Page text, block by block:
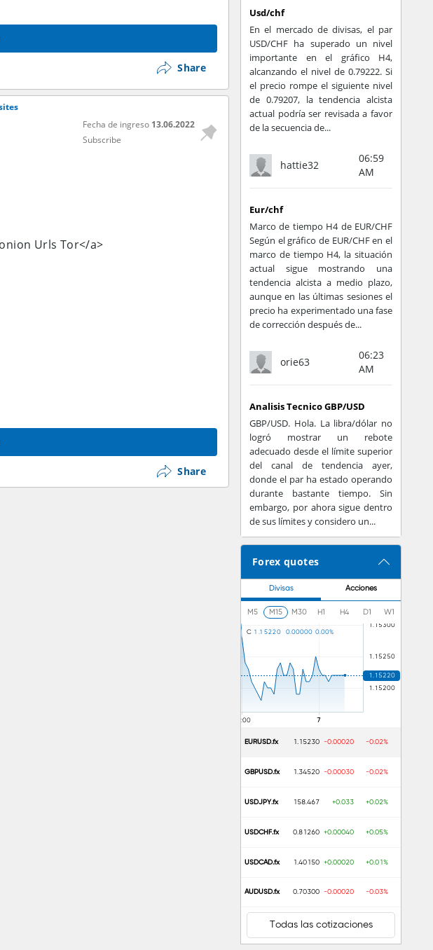
Share
Fecha de ingreso 13.06.2022
Subscribe
Urls Tor</a>
Share
Usd/chf
En el mercado de divisas, el par
USD/CHF ha superado un nivel
importante en el gráfico H4,
alcanzando el nivel de 0.79222. Si
el precio rompe el siguiente nivel
de 0.79207, la tendencia alcista
actual podría ser revisada a favor
de la secuencia de...
hattie32
06:59
AM
Eur/chf
Marco de tiempo H4 de EUR/CHF
Según el gráfico de EUR/CHF en el
marco de tiempo H4, la situación
actual sigue mostrando una
tendencia alcista a medio plazo,
aunque en las últimas sesiones el
precio ha experimentado una fase
de corrección después de...
orie63
06:23
AM
Analisis Tecnico GBP/USD
GBP/USD. Hola. La libra/dólar no
logró mostrar un rebote
adecuado desde el límite superior
del canal de tendencia ayer,
donde el par ha estado operando
durante bastante tiempo. Sin
embargo, por ahora sigue dentro
de sus límites y considero un...
Forex quotes
Divisas Acciones
M5 M15 M30 H1 H4 D1 W1
C 1 .1 5220 0.00000 0.00%
EURUSD.fx 1.15230 -0.00020 -0.02%
GBPUSD.fx 1.34520 -0.00030 -0.02%
USDJPY.fx 158.467 +0.033 +0.02%
USDCHF.fx 0.81260 +0.00040 +0.05%
USDCAD.fx 1.40150 +0.00020 +0.01%
AUDUSD.fx 0.70300 -0.00020 -0.03%
Todas las cotizaciones